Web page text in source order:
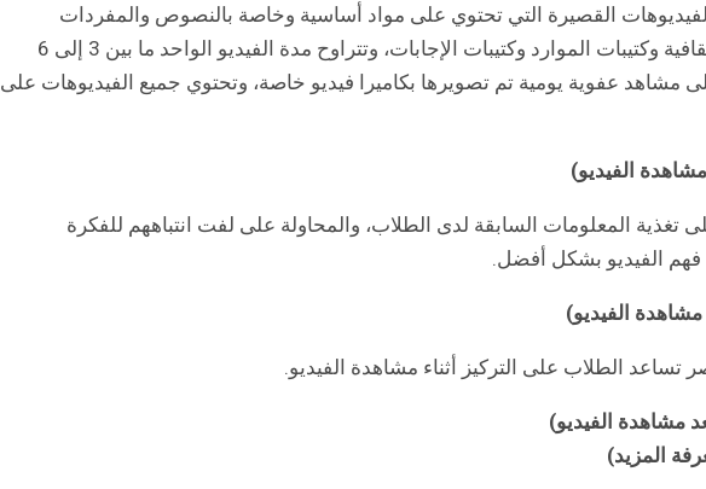
القصيرة التي تحتوي على مواد أساسية وخاصة بالنصوص والمفردات
بالإضافة إلى العناصر النحوية والثقافية وكتيبات الموارد وكتيبات الإجابات، وتتراوح مدة الفيديو الواحد ما بين 3 إلى 6
مشاهد عفوية يومية تم تصويرها بكاميرا فيديو خاصة، وتحتوي جميع الفيديوهات على
تغذية المعلومات السابقة لدى الطلاب، والمحاولة على لفت انتباههم للفكرة
فهم الفيديو بشكل أفضل.
الطلاب على التركيز أثناء مشاهدة الفيديو.